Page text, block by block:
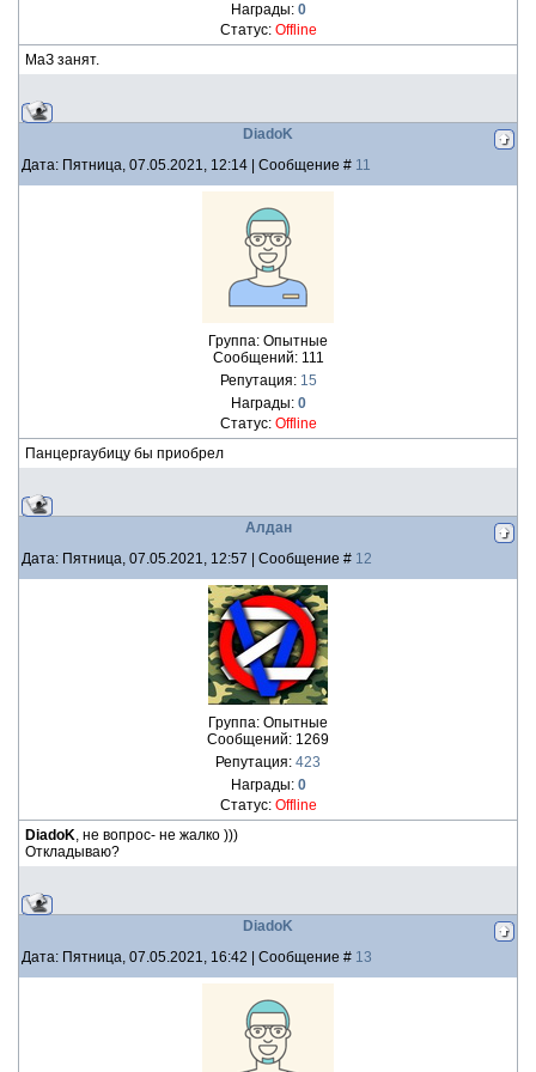
Награды: 0
Статус: Offline
МаЗ занят.
DiadoK
Дата: Пятница, 07.05.2021, 12:14 | Сообщение # 11
Группа: Опытные
Сообщений: 111
Репутация: 15
Награды: 0
Статус: Offline
Панцергаубицу бы приобрел
Алдан
Дата: Пятница, 07.05.2021, 12:57 | Сообщение # 12
Группа: Опытные
Сообщений: 1269
Репутация: 423
Награды: 0
Статус: Offline
DiadoK, не вопрос- не жалко )))
Откладываю?
DiadoK
Дата: Пятница, 07.05.2021, 16:42 | Сообщение # 13